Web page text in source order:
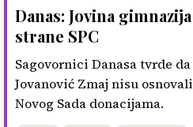
Danas: Jovina
strane SPC
Sagovornici Danasa tvrde
Jovanović Zmaj nisu
Novog Sada donacijama.